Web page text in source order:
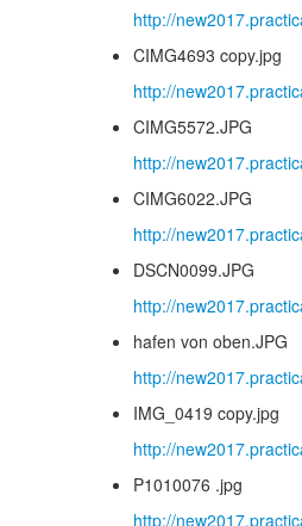
http://
CIMG4693 copy.jpg
http://
CIMG5572.JPG
http://
CIMG6022.JPG
http://
DSCN0099.JPG
http://
hafen von oben.JPG
http://
IMG_0419 copy.jpg
http://
P1010076 .jpg
http://